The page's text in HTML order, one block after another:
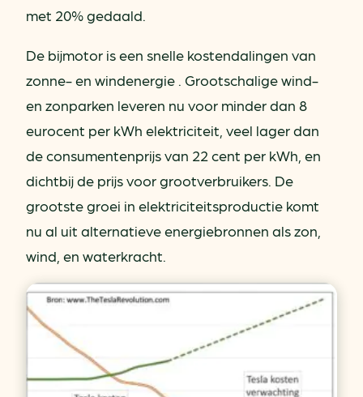
met 20% gedaald.
De bijmotor is een snelle kostendalingen van
zonne- en windenergie . Grootschalige wind-
en zonparken leveren nu voor minder dan 8
eurocent per kWh elektriciteit, veel lager dan
de consumentenprijs van 22 cent per kWh, en
dichtbij de prijs voor grootverbruikers. De
grootste groei in elektriciteitsproductie komt
nu al uit alternatieve energiebronnen als zon,
wind, en waterkracht.